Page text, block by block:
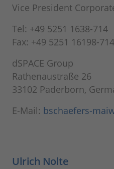
Vice President
Tel: +49 5251 1638-714
Fax: +49 5251 16198-714
dSPACE Group
Rathenaustraße 26
33102 Paderborn,
E-Mail: bschaefers-
Ulrich Nolte